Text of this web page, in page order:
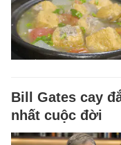
Bill Gates cay
nhất cuộc đời